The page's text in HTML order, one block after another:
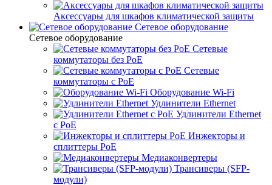
Аксессуары для шкафов климатической защиты
Сетевое оборудование
Сетевое оборудование
Сетевые
коммутаторы без PoE
Сетевые
коммутаторы с PoE
Оборудование Wi-Fi
Удлинители Ethernet
Удлинители Ethernet
с PoE
Инжекторы и
сплиттеры PoE
Медиаконвертеры
Трансиверы (SFP-
модули)